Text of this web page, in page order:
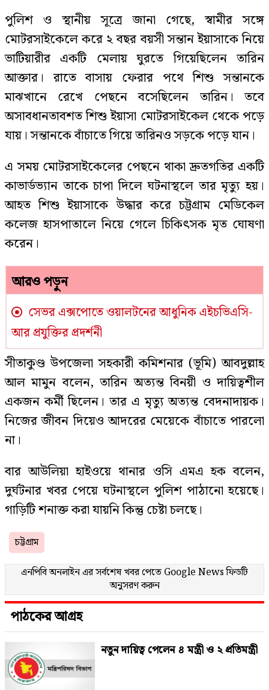
পুলিশ ও স্থানীয় সূত্রে জানা গেছে, স্বামীর সঙ্গে
মোটরসাইকেলে করে ২ বছর বয়সী সন্তান ইয়াসাকে নিয়ে
ভাটিয়ারীর একটি মেলায় ঘুরতে গিয়েছিলেন তারিন
আক্তার। রাতে বাসায় ফেরার পথে শিশু সন্তানকে
মাঝখানে রেখে পেছনে বসেছিলেন তারিন। তবে
অসাবধানতাবশত শিশু ইয়াসা মোটরসাইকেল থেকে পড়ে
যায়। সন্তানকে বাঁচাতে গিয়ে তারিনও সড়কে পড়ে যান।
এ সময় মোটরসাইকেলের পেছনে থাকা দ্রুতগতির একটি
কাভার্ডভ্যান তাকে চাপা দিলে ঘটনাস্থলে তার মৃত্যু হয়।
আহত শিশু ইয়াসাকে উদ্ধার করে চট্টগ্রাম মেডিকেল
কলেজ হাসপাতালে নিয়ে গেলে চিকিৎসক মৃত ঘোষণা
করেন।
আরও পড়ুন
সেভর এক্সপোতে ওয়ালটনের আধুনিক এইচভিএসি-
আর প্রযুক্তির প্রদর্শনী
‎সীতাকুণ্ড উপজেলা সহকারী কমিশনার (ভূমি) আবদুল্লাহ
আল মামুন বলেন, তারিন অত্যন্ত বিনয়ী ও দায়িত্বশীল
একজন কর্মী ছিলেন। তার এ মৃত্যু অত্যন্ত বেদনাদায়ক।
নিজের জীবন দিয়েও আদরের মেয়েকে বাঁচাতে পারলো
না।
বার আউলিয়া হাইওয়ে থানার ওসি এমএ হক বলেন,
দুর্ঘটনার খবর পেয়ে ঘটনাস্থলে পুলিশ পাঠানো হয়েছে।
গাড়িটি শনাক্ত করা যায়নি কিন্তু চেষ্টা চলছে।
চট্টগ্রাম
এনপিবি অনলাইন এর সর্বশেষ খবর পেতে Google Newsফিডটি
অনুসরণ করুন
পাঠকের আগ্রহ
নতুন দায়িত্ব পেলেন ৪ মন্ত্রী ও ২ প্রতিমন্ত্রী